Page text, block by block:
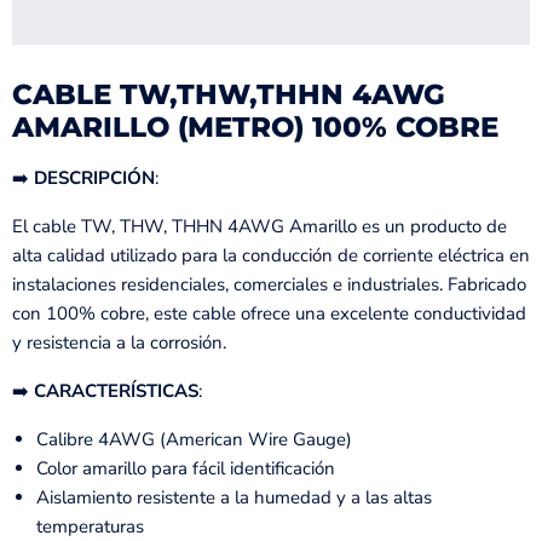
CABLE TW,THW,THHN 4AWG
AMARILLO (METRO) 100% COBRE
➡️ DESCRIPCIÓN:
El cable TW, THW, THHN 4AWG Amarillo es un producto de
alta calidad utilizado para la conducción de corriente eléctrica en
instalaciones residenciales, comerciales e industriales. Fabricado
con 100% cobre, este cable ofrece una excelente conductividad
y resistencia a la corrosión.
➡️ CARACTERÍSTICAS:
Calibre 4AWG (American Wire Gauge)
Color amarillo para fácil identificación
Aislamiento resistente a la humedad y a las altas
temperaturas